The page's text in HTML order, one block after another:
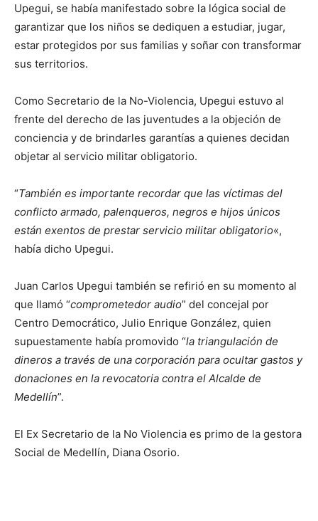
Upegui, se había manifestado sobre la lógica social de
garantizar que los niños se dediquen a estudiar, jugar,
estar protegidos por sus familias y soñar con transformar
sus territorios.
Como Secretario de la No-Violencia, Upegui estuvo al
frente del derecho de las juventudes a la objeción de
conciencia y de brindarles garantías a quienes decidan
objetar al servicio militar obligatorio.
“También es importante recordar que las víctimas del
conflicto armado, palenqueros, negros e hijos únicos
están exentos de prestar servicio militar obligatorio«,
había dicho Upegui.
Juan Carlos Upegui también se refirió en su momento al
que llamó “comprometedor audio” del concejal por
Centro Democrático, Julio Enrique González, quien
supuestamente había promovido “la triangulación de
dineros a través de una corporación para ocultar gastos y
donaciones en la revocatoria contra el Alcalde de
Medellín”.
El Ex Secretario de la No Violencia es primo de la gestora
Social de Medellín, Diana Osorio.